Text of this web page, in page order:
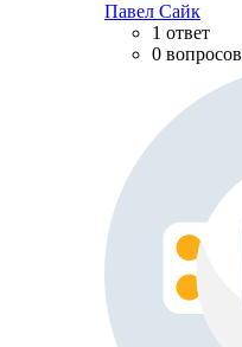
Павел Сайк
1 ответ
0 вопросов